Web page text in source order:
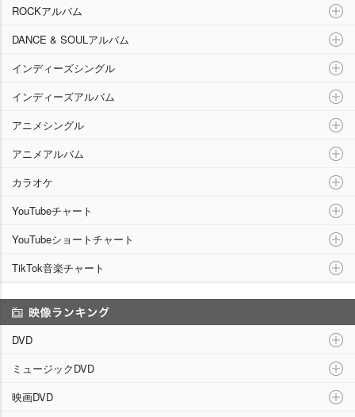
ROCKアルバム
DANCE & SOULアルバム
インディーズシングル
インディーズアルバム
アニメシングル
アニメアルバム
カラオケ
YouTubeチャート
YouTubeショートチャート
TikTok音楽チャート
DVD
ミュージックDVD
映画DVD